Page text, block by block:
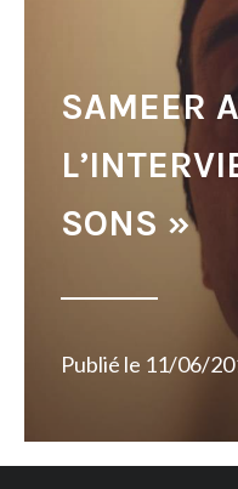
SAMEER
SONS »
Publié le 11/06/